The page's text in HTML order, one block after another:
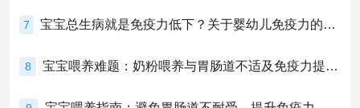
7 宝宝总生病就是免疫力低下？关于婴幼儿免疫力的真相，家长必须了解！
8 宝宝喂养难题：奶粉喂养与胃肠道不适及免疫力提升的奥秘